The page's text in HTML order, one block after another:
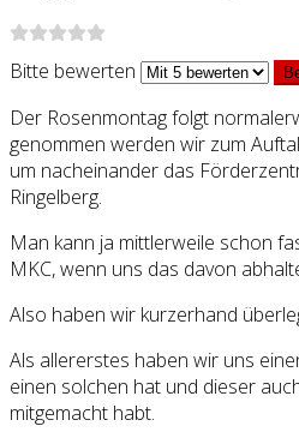
Bitte bewerten
Der Rosenmontag folgt
genommen werden wir zum
um nacheinander das
Ringelberg.
Man kann ja mittlerweile schon
MKC, wenn uns das davon
Also haben wir kurzerhand
Als allererstes haben wir uns
einen solchen hat und dieser
mitgemacht habt.